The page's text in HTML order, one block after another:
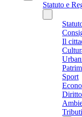
Statuto e
Il
Sport
Diritto
Tributi